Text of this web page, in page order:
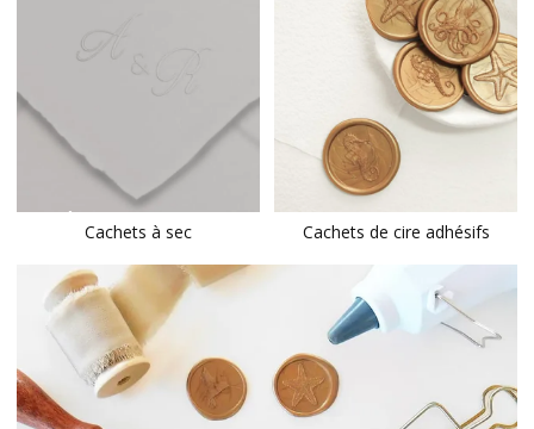
Cachets à sec Cachets de cire adhésifs